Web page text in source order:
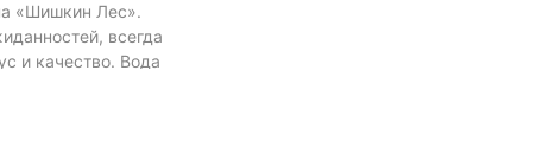
«Шишкин Лес».
всегда
и качество. Вода
и